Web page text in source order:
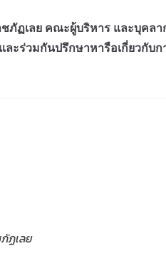
ฏเลย คณะผู้บริหาร และบุคลา
ละร่วมกันปรึกษาหารือเกี่ยวกับก
ฏเลย